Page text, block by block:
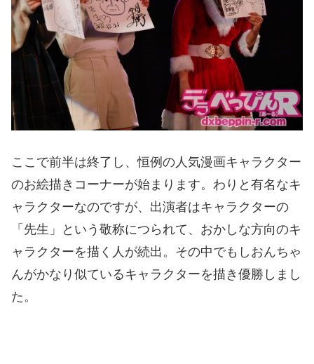
ここで前半は終了し、恒例の人気漫画キャラクター
のお絵描きコーナーが始まります。わりと有名なキ
ャラクターなのですが、出演者はキャラクターの
「先生」という敬称につられて、おかしな方向のキ
ャラクターを描く人が続出。その中でもしおんちゃ
んがかなり似ているキャラクターを描き優勝しまし
た。